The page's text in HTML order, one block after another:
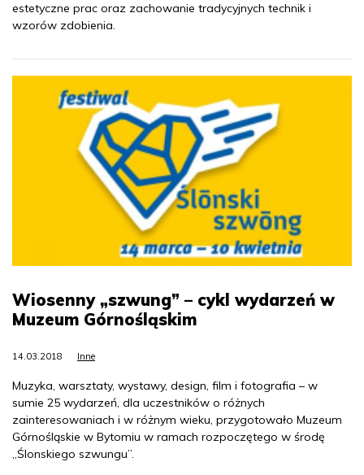
estetyczne prac oraz zachowanie tradycyjnych technik i
wzorów zdobienia.
Wiosenny „szwung” – cykl wydarzeń w
Muzeum Górnośląskim
14.03.2018 Inne
Muzyka, warsztaty, wystawy, design, film i fotografia – w
sumie 25 wydarzeń, dla uczestników o różnych
zainteresowaniach i w różnym wieku, przygotowało Muzeum
Górnośląskie w Bytomiu w ramach rozpoczętego w środę
„Ślonskiego szwungu”.